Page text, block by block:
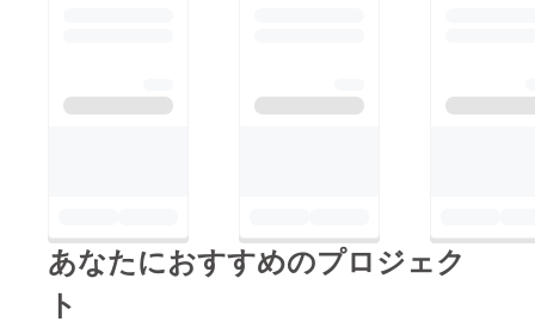
あなたにおすすめのプロジェク
ト